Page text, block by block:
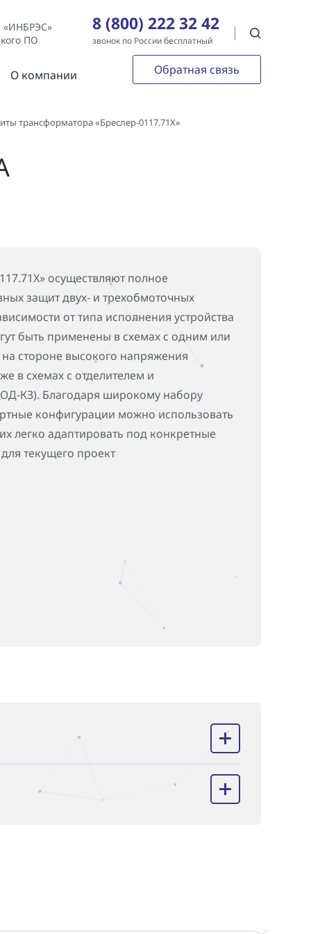
«ИНБРЭС»
ПО
8 (800) 222 32 42
звонок по России бесплатный
О компании Обратная связь
трансформатора «Бреслер-0117.71Х»
осуществляют полное
защит двух- и трехобмоточных
от типа исполнения устройства
быть применены в схемах с одним или
стороне высокого напряжения
в схемах с отделителем и
КЗ). Благодаря широкому набору
конфигурации можно использовать
легко адаптировать под конкретные
текущего проект